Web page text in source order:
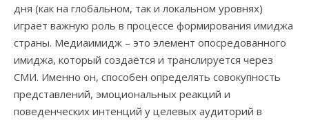
дня (как на глобальном, так и локальном уровнях)
играет важную роль в процессе формирования имиджа
страны. Медиаимидж – это элемент опосредованного
имиджа, который создаётся и транслируется через
СМИ. Именно он, способен определять совокупность
представлений, эмоциональных реакций и
поведенческих интенций у целевых аудиторий в